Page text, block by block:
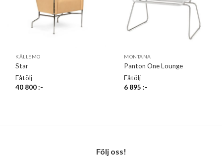
KÄLLEMO
Star
Fåtölj
40 800:-
MONTANA
Panton One Lounge
Fåtölj
6 895:-
Följ oss!